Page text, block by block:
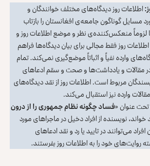
اطلاعات روز دیدگاه‌های مختلف خوانندگان و
مسایل گوناگون جامعه‌ی افغانستان را بازتاب
منعکس‌کننده‌ی نظر و موضع اطلاعات روز و
روز فقط مجالی برای بیان دیدگاه‌ها فراهم
وارده نفیاً و اثباتاً موضع‌گیری نمی‌کند. تمام
مقالات و یادداشت‌ها و صحت و سقم ادعاهای
مربوط است. اطلاعات روز از نقد دیدگاه‌های
وارده نیز استقبال می‌کند.
عنوان «فساد چگونه نظام جمهوری را از درون
خواند، نویسنده از افراد دخیل در ماجراهای مورد
می‌توانند در تایید یا رد و نقد ادعاهای
خود را به اطلاعات روز بفرستند.